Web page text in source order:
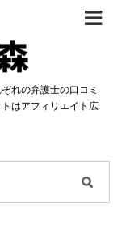
れの弁護士の口コミ
アフィリエイト広